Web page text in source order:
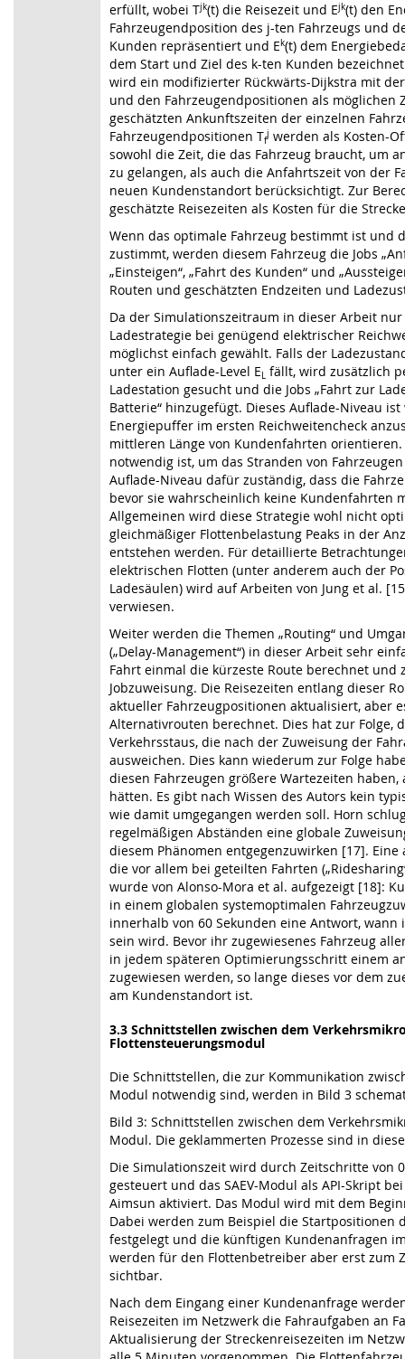
erfüllt, wobei Tjk(t) die Reisezeit und Ejk(t) den
Fahrzeugendposition des j-ten Fahrzeugs und
Kunden repräsentiert und Ek(t) dem
dem Start und Ziel des k-ten Kunden
wird ein modifizierter Rückwärts-Dijkstra mit
und den Fahrzeugendpositionen als möglichen
geschätzten Ankunftszeiten der einzelnen
Fahrzeugendpositionen Tf
j werden als Kosten-
sowohl die Zeit, die das Fahrzeug braucht, um
zu gelangen, als auch die Anfahrtszeit von der
neuen Kundenstandort berücksichtigt. Zur
geschätzte Reisezeiten als Kosten für die
Wenn das optimale Fahrzeug bestimmt ist und
zustimmt, werden diesem Fahrzeug die Jobs
„Einsteigen“, „Fahrt des Kunden“ und
Routen und geschätzten Endzeiten und
Da der Simulationszeitraum in dieser Arbeit
Ladestrategie bei genügend elektrischer
möglichst einfach gewählt. Falls der
unter ein Auflade-Level EL fällt, wird zusätzlich
Ladestation gesucht und die Jobs „Fahrt zur
Batterie“ hinzugefügt. Dieses Auflade-Niveau
Energiepuffer im ersten Reichweitencheck
mittleren Länge von Kundenfahrten
notwendig ist, um das Stranden von
Auflade-Niveau dafür zuständig, dass die
bevor sie wahrscheinlich keine Kundenfahrten
Allgemeinen wird diese Strategie wohl nicht
gleichmäßiger Flottenbelastung Peaks in der
entstehen werden. Für detaillierte
elektrischen Flotten (unter anderem auch der
Ladesäulen) wird auf Arbeiten von Jung et al.
verwiesen.
Weiter werden die Themen „Routing“ und
(„Delay-Management“) in dieser Arbeit sehr
Fahrt einmal die kürzeste Route berechnet und
Jobzuweisung. Die Reisezeiten entlang dieser
aktueller Fahrzeugpositionen aktualisiert, aber
Alternativrouten berechnet. Dies hat zur Folge,
Verkehrsstaus, die nach der Zuweisung der
ausweichen. Dies kann wiederum zur Folge
diesen Fahrzeugen größere Wartezeiten
hätten. Es gibt nach Wissen des Autors kein
wie damit umgegangen werden soll. Horn
regelmäßigen Abständen eine globale
diesem Phänomen entgegenzuwirken [17].
die vor allem bei geteilten Fahrten
wurde von Alonso-Mora et al. aufgezeigt [18]:
in einem globalen systemoptimalen
innerhalb von 60 Sekunden eine Antwort,
sein wird. Bevor ihr zugewiesenes Fahrzeug
in jedem späteren Optimierungsschritt einem
zugewiesen werden, so lange dieses vor dem
am Kundenstandort ist.
3.3 Schnittstellen zwischen dem
Flottensteuerungsmodul
Die Schnittstellen, die zur Kommunikation
Modul notwendig sind, werden in Bild 3
Bild 3: Schnittstellen zwischen dem
Modul. Die geklammerten Prozesse sind in
Die Simulationszeit wird durch Zeitschritte von
gesteuert und das SAEV-Modul als API-Skript
Aimsun aktiviert. Das Modul wird mit dem
Dabei werden zum Beispiel die Startpositionen
festgelegt und die künftigen Kundenanfragen
werden für den Flottenbetreiber aber erst zum
sichtbar.
Nach dem Eingang einer Kundenanfrage
Reisezeiten im Netzwerk die Fahraufgaben an
Aktualisierung der Streckenreisezeiten im